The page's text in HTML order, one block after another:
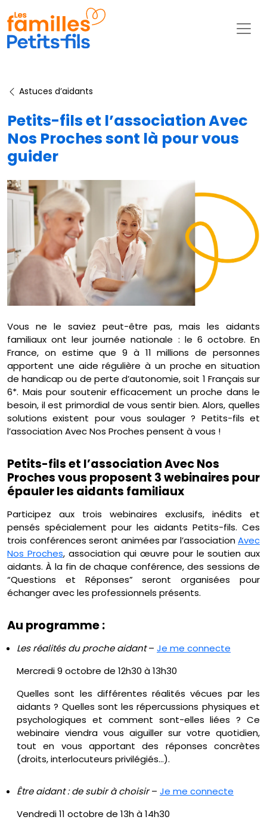
Astuces d’aidants
Petits-fils et l’association Avec
Nos Proches sont là pour vous
guider
Vous ne le saviez peut-être pas, mais les aidants
familiaux ont leur journée nationale : le 6 octobre. En
France, on estime que 9 à 11 millions de personnes
apportent une aide régulière à un proche en situation
de handicap ou de perte d’autonomie, soit 1 Français sur
6*. Mais pour soutenir efficacement un proche dans le
besoin, il est primordial de vous sentir bien. Alors, quelles
solutions existent pour vous soulager ? Petits-fils et
l’association Avec Nos Proches pensent à vous !
Petits-fils et l’association Avec Nos
Proches vous proposent 3 webinaires pour
épauler les aidants familiaux
Participez aux trois webinaires exclusifs, inédits et
pensés spécialement pour les aidants Petits-fils. Ces
trois conférences seront animées par l’associationAvec
Nos Proches, association qui œuvre pour le soutien aux
aidants. À la fin de chaque conférence, des sessions de
“Questions et Réponses” seront organisées pour
échanger avec les professionnels présents.
Au programme :
Les réalités du proche aidant– Je me connecte
Mercredi 9 octobre de 12h30 à 13h30
Quelles sont les différentes réalités vécues par les
aidants ? Quelles sont les répercussions physiques et
psychologiques et comment sont-elles liées ? Ce
webinaire viendra vous aiguiller sur votre quotidien,
tout en vous apportant des réponses concrètes
(droits, interlocuteurs privilégiés…).
Être aidant : de subir à choisir– Je me connecte
Vendredi 11 octobre de 13h à 14h30